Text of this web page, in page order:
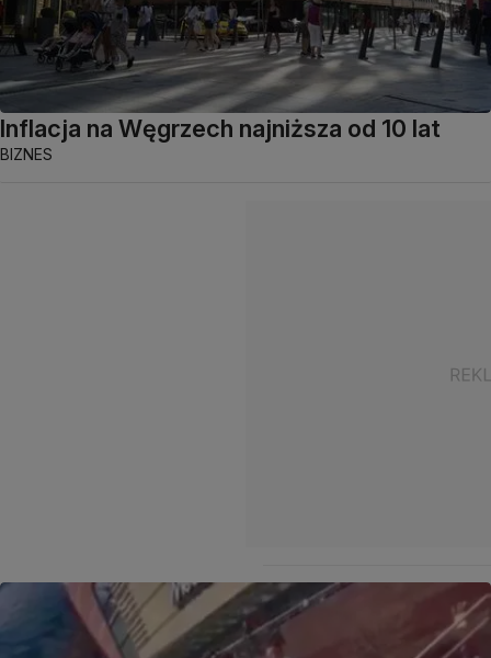
Inflacja na Węgrzech najniższa od 10 lat
BIZNES